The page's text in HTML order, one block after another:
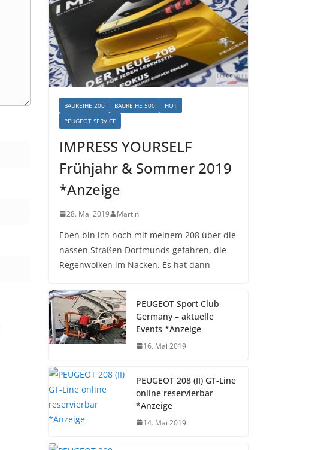
BAUREIHE 200 BAUREIHE 500
HOT
PEUGEOT SERVICE
IMPRESS YOURSELF
Frühjahr & Sommer 2019
*Anzeige
28. Mai 2019 Martin
Eben bin ich noch mit meinem 208 über die
nassen Straßen Dortmunds gefahren, die
Regenwolken im Nacken. Es hat dann
PEUGEOT Sport Club
Germany – aktuelle
Events *Anzeige
16. Mai 2019
PEUGEOT 208 (II) GT-Line
online reservierbar
*Anzeige
14. Mai 2019